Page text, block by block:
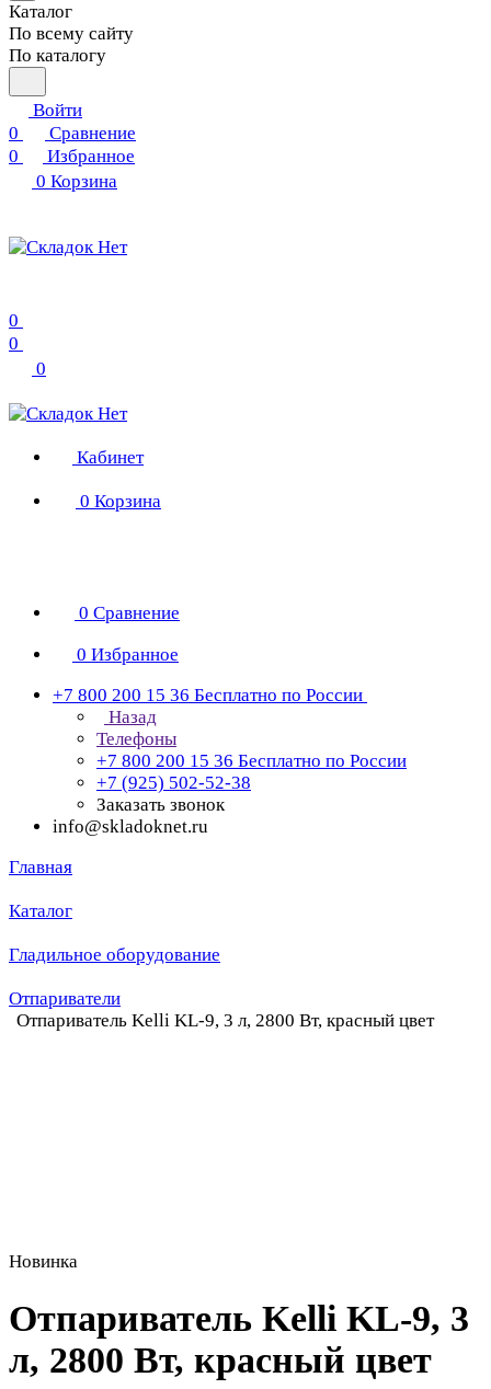
Каталог
По всему сайту
По каталогу
Войти
0
Сравнение
0
Избранное
0 Корзина
0
0
0
Кабинет
0 Корзина
0 Сравнение
0 Избранное
+7 800 200 15 36 Бесплатно по России
Назад
Телефоны
+7 800 200 15 36 Бесплатно по России
+7 (925) 502-52-38
Заказать звонок
info@skladoknet.ru
Главная
Каталог
Гладильное оборудование
Отпариватели
Отпариватель Kelli KL-9, 3 л, 2800 Вт, красный цвет
Новинка
Отпариватель Kelli KL-9, 3
л, 2800 Вт, красный цвет